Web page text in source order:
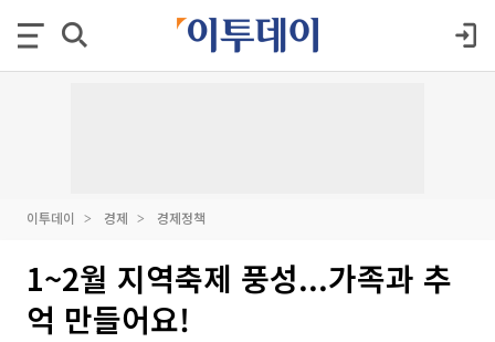
이투데이 경제 경제정책
1~2월 지역축제 풍성...가족과 추
억 만들어요!